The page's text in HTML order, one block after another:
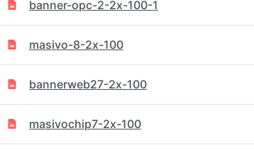
banner-opc-2-2x-100-1
masivo-8-2x-100
bannerweb27-2x-100
masivochip7-2x-100